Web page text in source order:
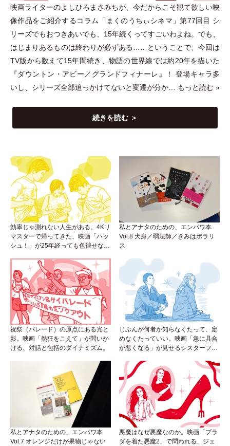
映画ライターのよしひろまさみちが、今だからこそ観て欲しい映
像作品をご紹介するコラム 「 まくのうちぃシネマ 」第77回目 シ
リーズでもおつきあいでも、15年続くってすごいわよね。でも、
はじまりあるものは終わりが必ずある……ということで、今回は
TV版から数えて15年間続き、物語の世界線では約20年を描いた
『ダウントン ・ アビー／グランドフィナーレ』！ 登場キャラ多
いし、シリーズ全部追っかけてないと変遷が分か… もっと読む »
続きを読む ＞
効率じゃ測れない人生がある。4Kリ
マスターで帰ってきた、映画「ハッ
シュ！」が25年経っても色褪せない
私とアナタのための、エンパワ本
Vol.8 犬身／弱法師／きみはポラリ
ス
祝祭（パレード）の原点にある光と
影。映画「熱狂をこえて」が問いか
ける、対話と包括のダイナミズム。
じぶんが何者か知らなくたって、定
めなくたっていい。映画「急に具合
が悪くなる」が見せるシスターフッ
私とアナタのための、エンパワ本
Vol.7 オレンジだけが果物じゃない
悪魔はなぜ悪魔なのか。映画「プラ
ダを着た悪魔2」で問われる、ジェ